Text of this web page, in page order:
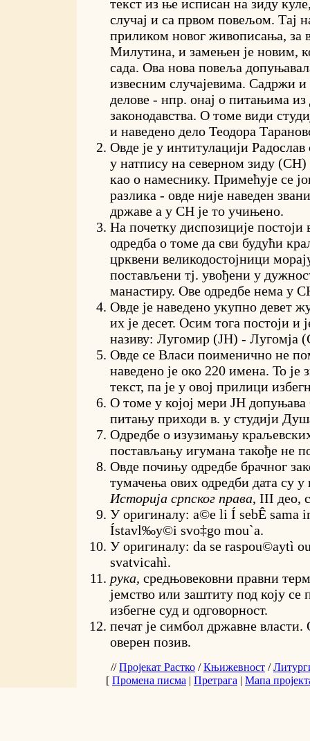
текст из ње исписан на зиду
случај и са првом повељом. Тај
приликом новог живописања, за
Милутина, и замењен је новим,
сада. Ова нова повеља
извесним случајевима. Садржи
делове - нпр. онај о питањима из
законодавства. О томе види
и наведено дело Теодора
Овде је у интитулацији
у натпису на северном зиду
као о намеснику. Примећује се
разлика - овде није наведен
државе а у СН је то учињено.
На почетку диспозиције постоји
одредба о томе да сви будући
црквени великодостојници
постављени тј. увођени у
манастиру. Ове одредбе нема у
Овде је наведено укупно девет
их је десет. Осим тога постоји и
називу: Лугомир (ЈН) - Лугомја
Овде се Власи поименично не
наведено је око 220 имена. То је
текст, па је у овој прилици
О томе у којој мери ЈН
питању приходи в. у студији
Одредбе о изузимању
постављању игумана такође не
Овде почињу одредбе брачног
тумачења ових одредби дата су
Историја српског права, III део,
У оригиналу: a©e li Í sebÊ sama
Ístavl‰y©i svo‡go mou`a.
У оригиналу: da se raspou©aytì
svatvicahì.
рука, средњовековни правни
јемство или заштиту под коју се
избегне суд и одговорност.
печат је симбол државне
оверен позив.
//Пројекат Растко /Књижевност /
[ Промена писма | Претрага | Мапа